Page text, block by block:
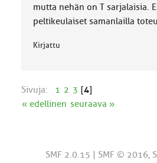
mutta nehän on T sarjalaisia.
peltikeulaiset samanlailla
Kirjattu
Sivuja: 1 2 3 [4]
« edellinen seuraava »
SMF 2.0.15 | SMF © 2016,